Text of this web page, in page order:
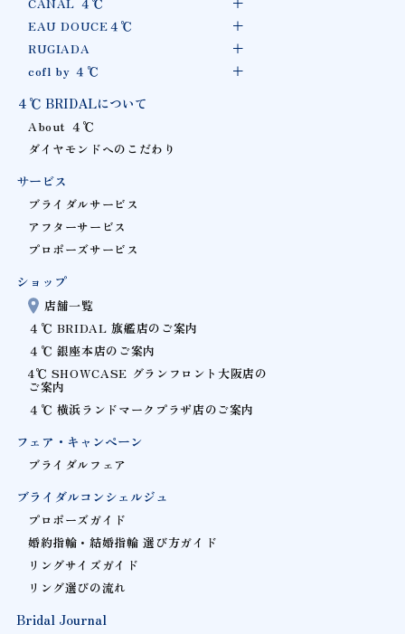
EAU DOUCE４℃
RUGIADA
cofl by ４℃
４℃ BRIDALについて
About ４℃
ダイヤモンドへのこだわり
サービス
ブライダルサービス
アフターサービス
プロポーズサービス
ショップ
店舗一覧
４℃ BRIDAL 旗艦店のご案内
４℃ 銀座本店のご案内
4℃ SHOWCASE グランフロント大阪店の
ご案内
４℃ 横浜ランドマークプラザ店のご案内
フェア・キャンペーン
ブライダルフェア
ブライダルコンシェルジュ
プロポーズガイド
婚約指輪・結婚指輪 選び方ガイド
リングサイズガイド
リング選びの流れ
Bridal Journal